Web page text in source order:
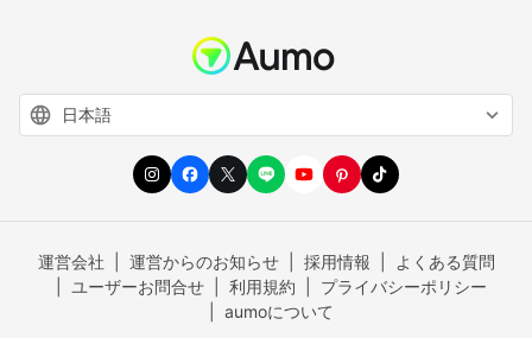
運営会社 運営からのお知らせ 採用情報
よくある質問
ユーザーお問合せ
利用規約
プライバシーポリシー
aumoについて